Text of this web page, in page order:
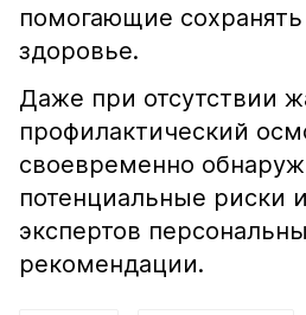
помогающие
здоровье.
Даже при отсутствии
профилактический
своевременно
потенциальные риски
экспертов
рекомендации.